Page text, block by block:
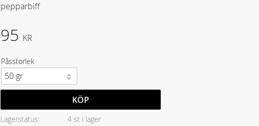
pepparbiff
95 KR
Påsstorlek
KÖP
Lagerstatus
4 st i lager